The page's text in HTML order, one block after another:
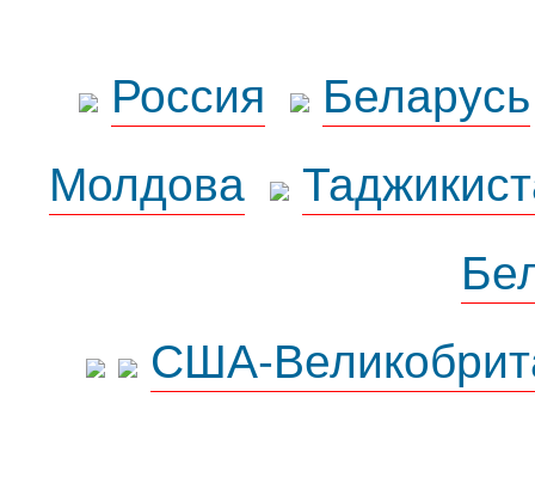
Россия
Беларусь
Молдова
США-